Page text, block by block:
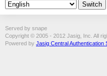
Served by snape
Copyright © 2005 - 2012 Jasig, Inc. All
Powered by Jasig Central Authentication